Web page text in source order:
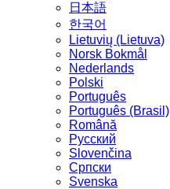
日本語
한국어
Lietuvių (Lietuva)
‪Norsk Bokmål‬
Nederlands
Polski
Português
Português (Brasil)
Română
Русский
Slovenčina
Српски
Svenska